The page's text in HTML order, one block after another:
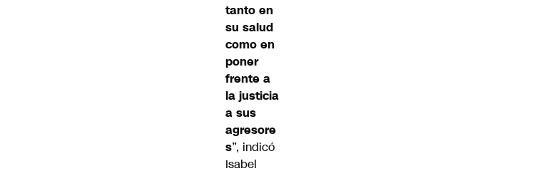
tanto en
su salud
como en
poner
frente a
la justicia
a sus
agresore
s”, indicó
Isabel